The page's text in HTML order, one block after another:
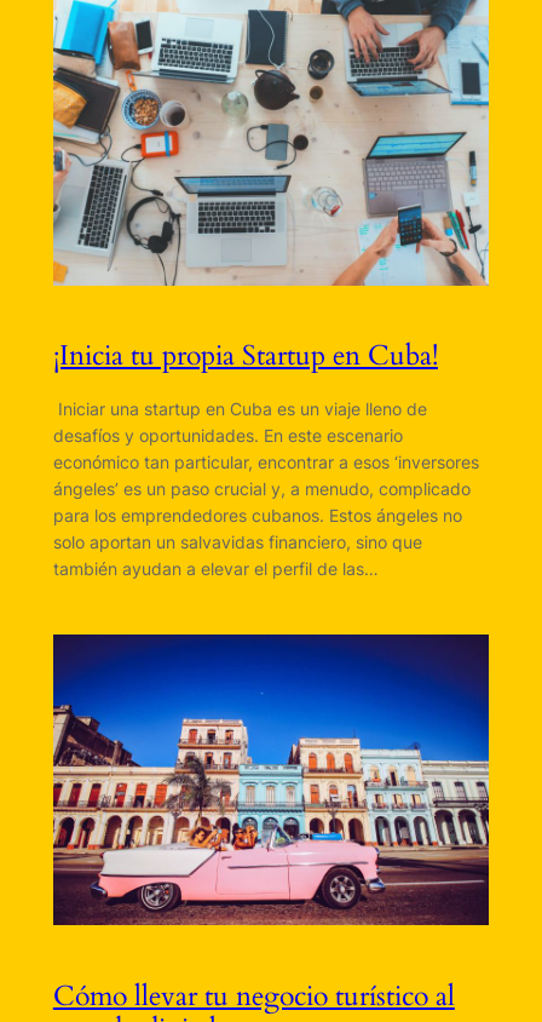
¡Inicia tu propia Startup en Cuba!
​​ Iniciar una startup en Cuba es un viaje lleno de
desafíos y oportunidades. En este escenario
económico tan particular, encontrar a esos ‘inversores
ángeles’ es un paso crucial y, a menudo, complicado
para los emprendedores cubanos. Estos ángeles no
solo aportan un salvavidas financiero, sino que
también ayudan a elevar el perfil de las…
Cómo llevar tu negocio turístico al